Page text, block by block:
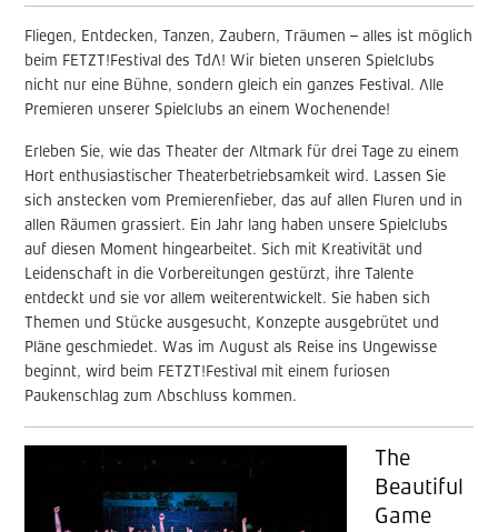
Fliegen, Entdecken, Tanzen, Zaubern, Träumen – alles ist möglich
beim FETZT!Festival des TdA! Wir bieten unseren Spielclubs
nicht nur eine Bühne, sondern gleich ein ganzes Festival. Alle
Premieren unserer Spielclubs an einem Wochenende!
Erleben Sie, wie das Theater der Altmark für drei Tage zu einem
Hort enthusiastischer Theaterbetriebsamkeit wird. Lassen Sie
sich anstecken vom Premierenfieber, das auf allen Fluren und in
allen Räumen grassiert. Ein Jahr lang haben unsere Spielclubs
auf diesen Moment hingearbeitet. Sich mit Kreativität und
Leidenschaft in die Vorbereitungen gestürzt, ihre Talente
entdeckt und sie vor allem weiterentwickelt. Sie haben sich
Themen und Stücke ausgesucht, Konzepte ausgebrütet und
Pläne geschmiedet. Was im August als Reise ins Ungewisse
beginnt, wird beim FETZT!Festival mit einem furiosen
Paukenschlag zum Abschluss kommen.
The
Beautiful
Game